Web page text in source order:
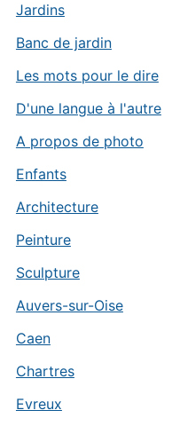
Jardins
Banc de jardin
Les mots pour le dire
D'une langue à l'autre
A propos de photo
Enfants
Architecture
Peinture
Sculpture
Auvers-sur-Oise
Caen
Chartres
Evreux